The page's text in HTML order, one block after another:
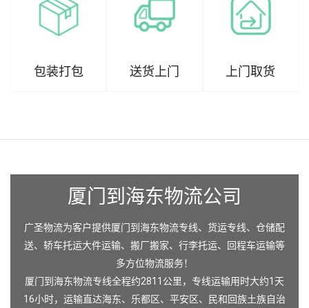
包装打包 送货上门 上门取货
厦门到海东物流公司
广圣物流为客户提供厦门到海东物流专线、货运专线、仓储配
送、轿车托运大件运输、搬厂搬家、行李托运、回程车运输等
多方位物流服务！
厦门到海东物流专线全程约2811公里，专线运输用时大约1天
16小时，运输直达海东、 乐都区、 平安区、
民和回族土族自治